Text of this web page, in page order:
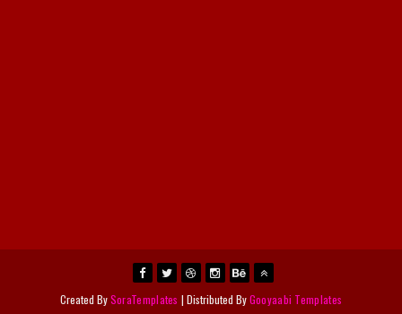
Created BySoraTemplates | Distributed ByGooyaabi Templates